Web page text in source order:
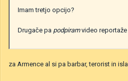
Imam tretjo opcijo?
Drugače pa podpiramvideo
za Armence al si pa barbar, terorist in